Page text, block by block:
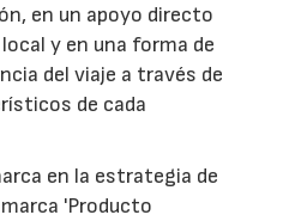
en un apoyo directo
y en una forma de
del viaje a través de
de cada
en la estrategia de
'Producto